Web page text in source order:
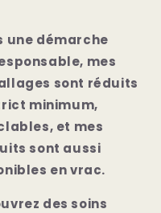
une démarche
mes
sont réduits
minimum,
et mes
sont aussi
en vrac.
des soins